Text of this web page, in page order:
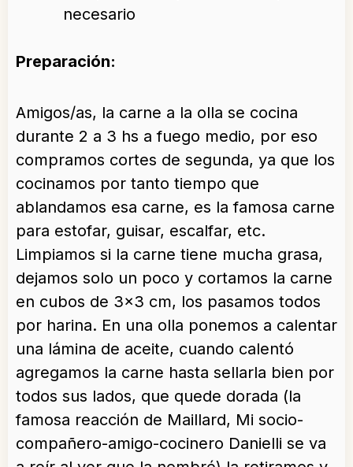
necesario
Preparación:
Amigos/as, la carne a la olla se cocina
durante 2 a 3 hs a fuego medio, por eso
compramos cortes de segunda, ya que los
cocinamos por tanto tiempo que
ablandamos esa carne, es la famosa carne
para estofar, guisar, escalfar, etc.
Limpiamos si la carne tiene mucha grasa,
dejamos solo un poco y cortamos la carne
en cubos de 3×3 cm, los pasamos todos
por harina. En una olla ponemos a calentar
una lámina de aceite, cuando calentó
agregamos la carne hasta sellarla bien por
todos sus lados, que quede dorada (la
famosa reacción de Maillard, Mi socio-
compañero-amigo-cocinero Danielli se va